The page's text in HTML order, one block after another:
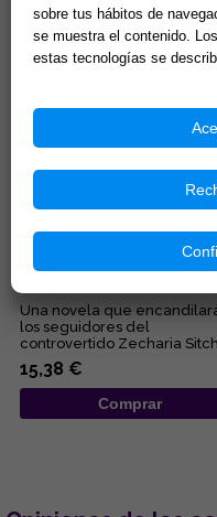
algunas de las quin...
13,46 €
Comprar
EL REY QUE SE NEGÓ A
Una novela que
los seguidores del
controvertido Zecharia
pues en ella combina sus
obses...
15,38 €
Comprar
sobre tus hábitos de
se muestra el contenido.
estas tecnologías se